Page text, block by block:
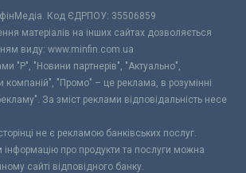
Код ЄДРПОУ: 35506859
матеріалів на інших сайтах дозволяється
виду: www.minfin.com.ua
"Р", "Новини партнерів", "Актуально",
компаній", "Промо" – це реклама, в розумінні
За зміст реклами відповідальність несе
не є рекламою банківських послуг.
інформацію про продукти та послуги можна
сайті відповідного банку.